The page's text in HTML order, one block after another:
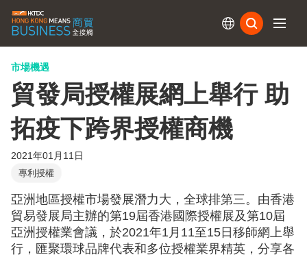
市場機遇
貿發局授權展網上舉行 助
拓疫下跨界授權商機
2021年01月11日
專利授權
亞洲地區授權市場發展潛力大，全球排第三。由香港
貿易發展局主辦的第19屆香港國際授權展及第10屆
亞洲授權業會議，於2021年1月11至15日移師網上舉
行，匯聚環球品牌代表和多位授權業界精英，分享各